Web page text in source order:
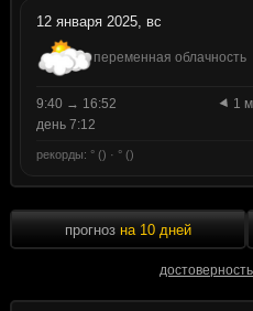
12 января 2025, вс
переменная облачность
9:40 → 16:52
1
день 7:12
рекорды: ° () · ° ()
прогноз на 10 дней